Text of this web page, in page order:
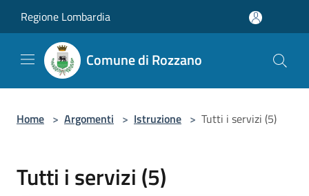
Regione Lombardia
Comune di Rozzano
Home > Argomenti > Istruzione > Tutti i servizi (5)
Tutti i servizi (5)